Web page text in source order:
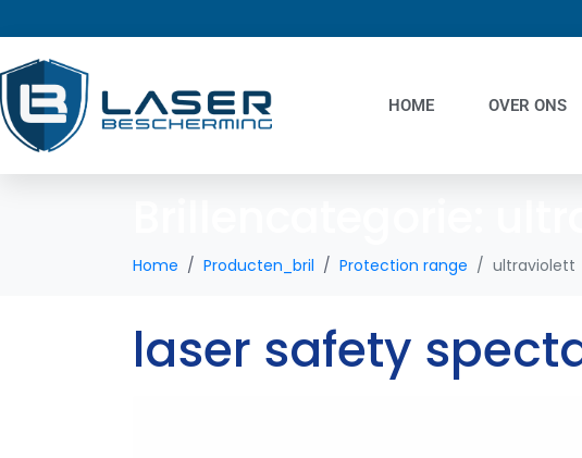
HOME OVER ONS
Home Producten_bril Protection range ultraviolett
laser safety